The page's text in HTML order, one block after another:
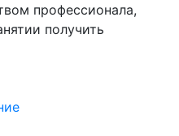
профессионала,
получить